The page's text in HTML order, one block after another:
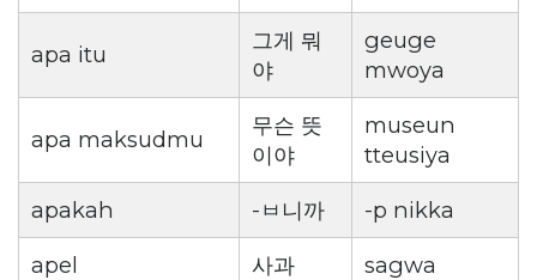
apa itu
그게 뭐
야
geuge
mwoya
apa maksudmu
무슨 뜻
이야
museun
tteusiya
apakah
-ㅂ니까
-p nikka
apel
사과
sagwa